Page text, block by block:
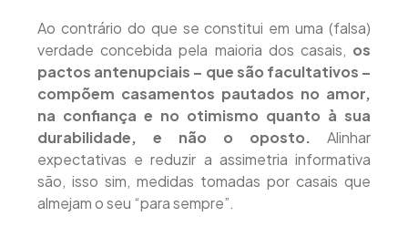
Ao contrário do que se constitui em uma (falsa)
verdade concebida pela maioria dos casais, os
pactos antenupciais – que são facultativos –
compõem casamentos pautados no amor,
na confiança e no otimismo quanto à sua
durabilidade, e não o oposto. Alinhar
expectativas e reduzir a assimetria informativa
são, isso sim, medidas tomadas por casais que
almejam o seu “para sempre”.